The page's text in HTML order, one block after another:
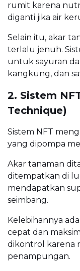
rumit karena
diganti jika air
Selain itu, akar
terlalu jenuh.
untuk sayuran
kangkung, dan
2. Sistem
Technique)
Sistem NFT
yang dipompa
Akar tanaman
ditempatkan di
mendapatkan
seimbang.
Kelebihannya
cepat dan
dikontrol karena
penampungan.